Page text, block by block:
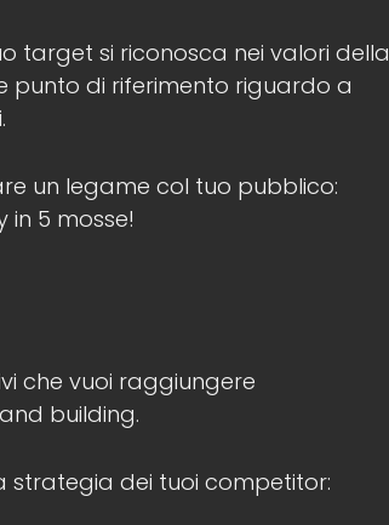
target si riconosca nei valori della
punto di riferimento riguardo a
un legame col tuo pubblico:
5 mosse!
che vuoi raggiungere
building.
strategia dei tuoi competitor: